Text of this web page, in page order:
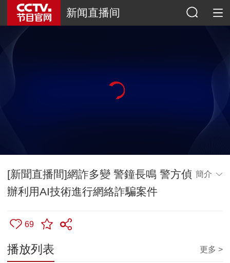
新闻直播间
[新聞直播間]網詐多變 警鐘長鳴 警方偵
辦利用AI技術進行網絡詐騙案件
簡介
69
播放列表 更多 >